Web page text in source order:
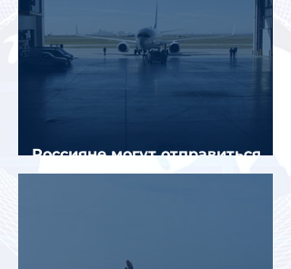
Россияне могут отправиться
прямыми рейсами в 34 страны